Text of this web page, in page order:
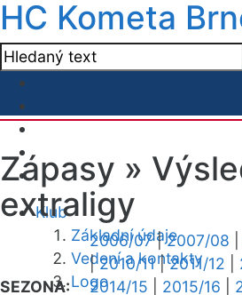
HC Kometa
Klub
Základní údaje
Vedení a kontakty
Logo
Zápasy »
extraligy
SEZONA:
2006/07|2007/08
|2010/11|2011/12
2014/15
2015/16